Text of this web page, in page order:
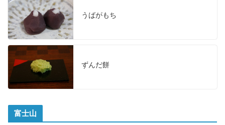
うばがもち
ずんだ餅
富士山